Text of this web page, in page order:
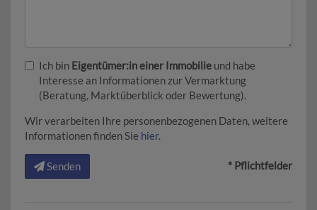
Ich bin Eigentümer:in einer Immobilie und habe
Interesse an Informationen zur Vermarktung
(Beratung, Marktüberblick oder Bewertung).
Wir verarbeiten Ihre personenbezogenen Daten, weitere
Informationen finden Sie hier.
Senden * Pflichtfelder